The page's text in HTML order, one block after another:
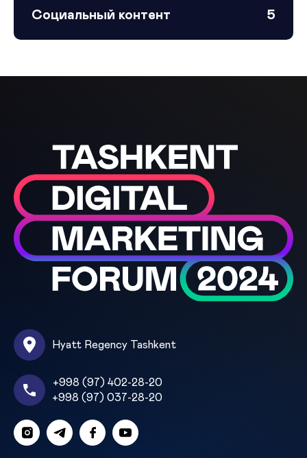
Социальный контент 5
Hyatt Regency Tashkent
+998 (97) 402-28-20
+998 (97) 037-28-20